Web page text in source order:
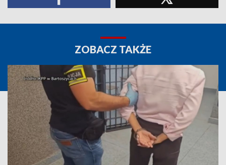
ZOBACZ TAKŻE